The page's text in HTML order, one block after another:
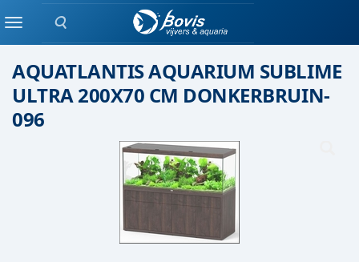
Zoeken
MenuAquatlantis
AQUATLANTIS AQUARIUM SUBLIME
ULTRA 200X70 CM DONKERBRUIN-
096